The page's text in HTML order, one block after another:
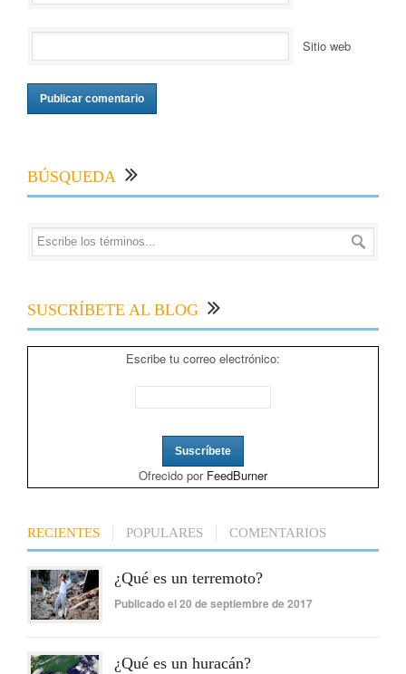
Sitio web
BÚSQUEDA
SUSCRÍBETE AL BLOG
Escribe tu correo electrónico:
Ofrecido por FeedBurner
RECIENTES POPULARES COMENTARIOS
¿Qué es un terremoto?
Publicado el 20 de septiembre de 2017
¿Qué es un huracán?